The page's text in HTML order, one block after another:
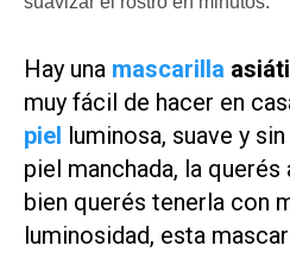
Hay una mascarilla
muy fácil de hacer en
piel luminosa, suave y
piel manchada, la querés
bien querés tenerla con
luminosidad, esta